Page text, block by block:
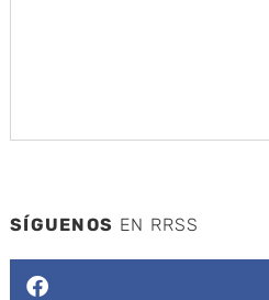
SÍGUENOS EN RRSS